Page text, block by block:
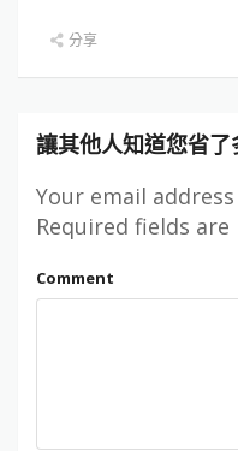
分享
讓其他人知道您省了
Your email
Required fields are
Comment